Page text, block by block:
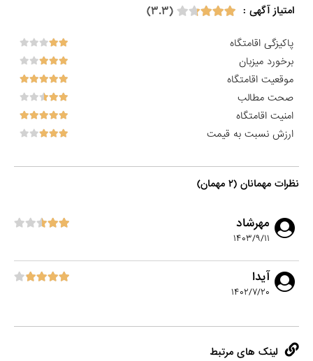
امتیاز آگهی : (۳.۳)
پاکیزگی اقامتگاه
برخورد میزبان
موقعیت اقامتگاه
صحت مطالب
امنیت اقامتگاه
ارزش نسبت به قیمت
نظرات مهمانان (۲ مهمان)
مهرشاد
۱۴۰۳/۹/۱۱
آیدا
۱۴۰۲/۷/۲۰
لینک های مرتبط